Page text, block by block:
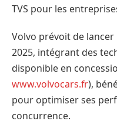
TVS pour les
Volvo prévoit de lancer
2025, intégrant des
disponible en
www.volvocars.fr),
pour optimiser ses
concurrence.